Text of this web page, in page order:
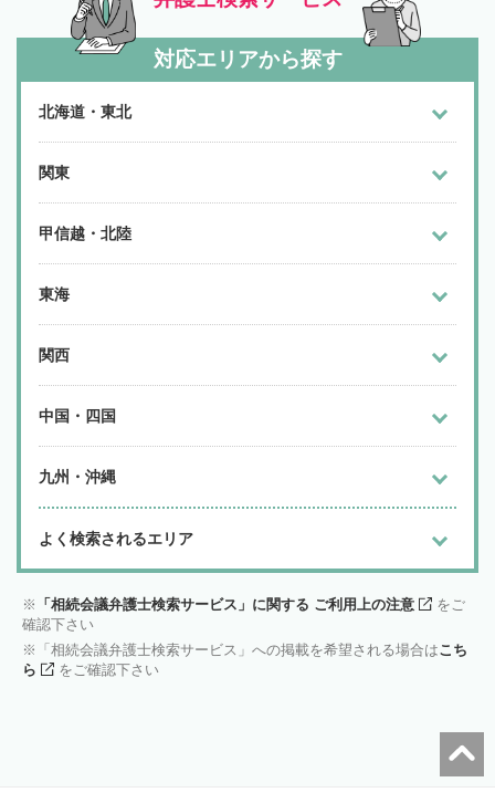
対応エリアから探す
北海道・東北
関東
甲信越・北陸
東海
関西
中国・四国
九州・沖縄
よく検索されるエリア
「相続会議弁護士検索サービス」に関する ご利用上の注意
をご
確認下さい
「相続会議弁護士検索サービス」への掲載を希望される場合はこち
ら
をご確認下さい